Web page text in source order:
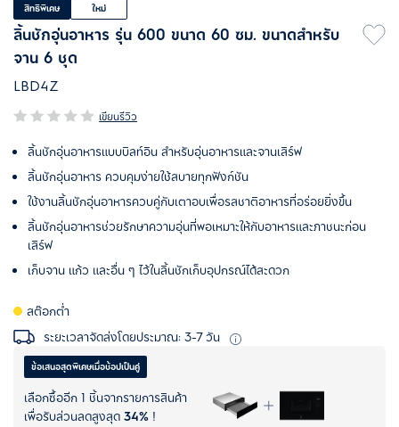
สิทธิพิเศษ ใหม่
ลิ้นชักอุ่นอาหาร รุ่น 600 ขนาด 60 ซม. ขนาดสำหรับ
จาน 6 ชุด
LBD4Z
เขียนรีวิว
ลิ้นชักอุ่นอาหารแบบบิลท์อิน สำหรับอุ่นอาหารและจานเสิร์ฟ
ลิ้นชักอุ่นอาหาร ควบคุมง่ายใช้สบายทุกฟังก์ชัน
ใช้งานลิ้นชักอุ่นอาหารควบคู่กับเตาอบเพื่อรสชาติอาหารที่อร่อยยิ่งขึ้น
ลิ้นชักอุ่นอาหารช่วยรักษาความอุ่นที่พอเหมาะให้กับอาหารและภาชนะก่อน
เสิร์ฟ
เก็บจาน แก้ว และอื่น ๆ ไว้ในลิ้นชักเก็บอุปกรณ์ได้สะดวก
สต๊อกต่ำ
ระยะเวลาจัดส่งโดยประมาณ: 3-7 วัน
ข้อเสนอสุดพิเศษเมื่อช้อปเป็นคู่
เลือกซื้ออีก 1 ชิ้นจากรายการสินค้า
เพื่อรับส่วนลดสูงสุด34% !